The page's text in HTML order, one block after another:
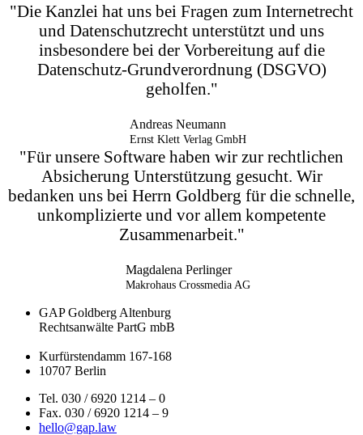
"Die Kanzlei hat uns bei Fragen zum Internetrecht
und Datenschutzrecht unterstützt und uns
insbesondere bei der Vorbereitung auf die
Datenschutz-Grundverordnung (DSGVO)
geholfen."
Andreas Neumann
Ernst Klett Verlag GmbH
"Für unsere Software haben wir zur rechtlichen
Absicherung Unterstützung gesucht. Wir
bedanken uns bei Herrn Goldberg für die schnelle,
unkomplizierte und vor allem kompetente
Zusammenarbeit."
Magdalena Perlinger
Makrohaus Crossmedia AG
GAP Goldberg Altenburg
Rechtsanwälte PartG mbB
Kurfürstendamm 167-168
10707 Berlin
Tel. 030 / 6920 1214 – 0
Fax. 030 / 6920 1214 – 9
hello@gap.law